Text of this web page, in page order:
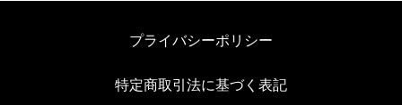
プライバシーポリシー
特定商取引法に基づく表記